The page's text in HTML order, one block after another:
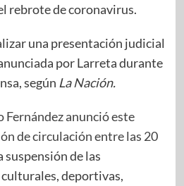
rebrote de coronavirus.
una presentación judicial
por Larreta durante
según La Nación.
anunció este
de circulación entre las 20
suspensión de las
deportivas,